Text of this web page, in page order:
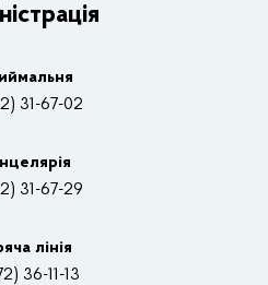
правові засади
31-67-02
31-67-29
лінія
36-11-13